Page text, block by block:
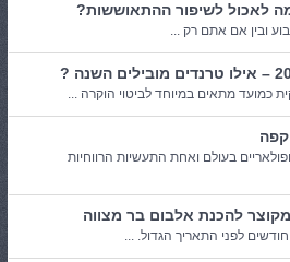
לאכול לשיפור ההתאוששות?
ובין אם אתם רק ...
כמועד מתאים במיוחד לביטוי הוקרה ...
בעולם ואחת התעשיות הרווחיות
להכנת אלבום בר מצווה
לפני התאריך הגדול. ...